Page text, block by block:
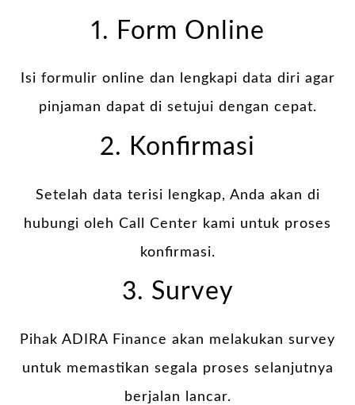
1. Form Online
Isi formulir online dan lengkapi data diri agar
pinjaman dapat di setujui dengan cepat.
2. Konfirmasi
Setelah data terisi lengkap, Anda akan di
hubungi oleh Call Center kami untuk proses
konfirmasi.
3. Survey
Pihak ADIRA Finance akan melakukan survey
untuk memastikan segala proses selanjutnya
berjalan lancar.